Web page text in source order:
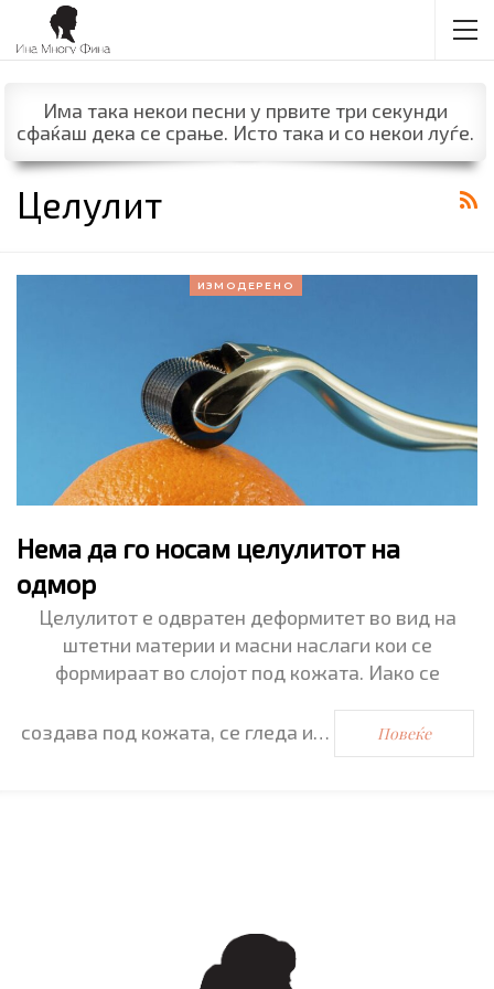
Има така некои песни у првите три секунди
сфаќаш дека се срање. Исто така и со некои луѓе.
Целулит
ИЗМОДЕРЕНО
Нема да го носам целулитот на
одмор
Целулитот е одвратен деформитет во вид на
штетни материи и масни наслаги кои се
формираат во слојот под кожата. Иако се
создава под кожата, се гледа и… Повеќе